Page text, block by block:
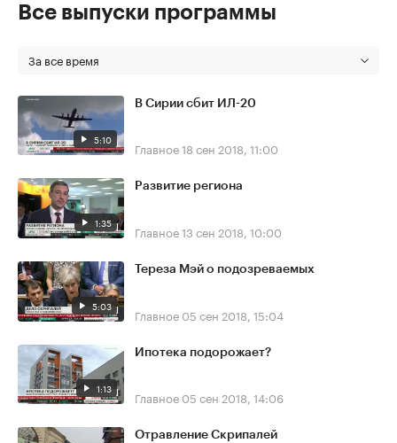
Все выпуски программы
За все время
5:10
В Сирии сбит ИЛ-20
Главное18 сен 2018, 11:00
1:35
Развитие региона
Главное13 сен 2018, 10:00
5:03
Тереза Мэй о подозреваемых
Главное 05 сен 2018, 15:04
1:13
Ипотека подорожает?
Главное 05 сен 2018, 14:06
Отравление Скрипалей